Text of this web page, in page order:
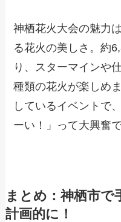
神栖花火大会の魅力
る花火の美しさ。約
り、スターマインや
種類の花火が楽しめ
しているイベントで
ーい！」って大興奮で
まとめ：神栖市で
計画的に！